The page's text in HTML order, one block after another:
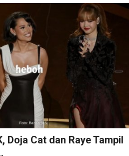
Doja Cat dan Raye Tampil